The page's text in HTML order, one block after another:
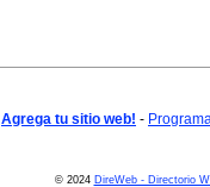
Agrega tu sitio web! -
© 2024 DireWeb - Directorio